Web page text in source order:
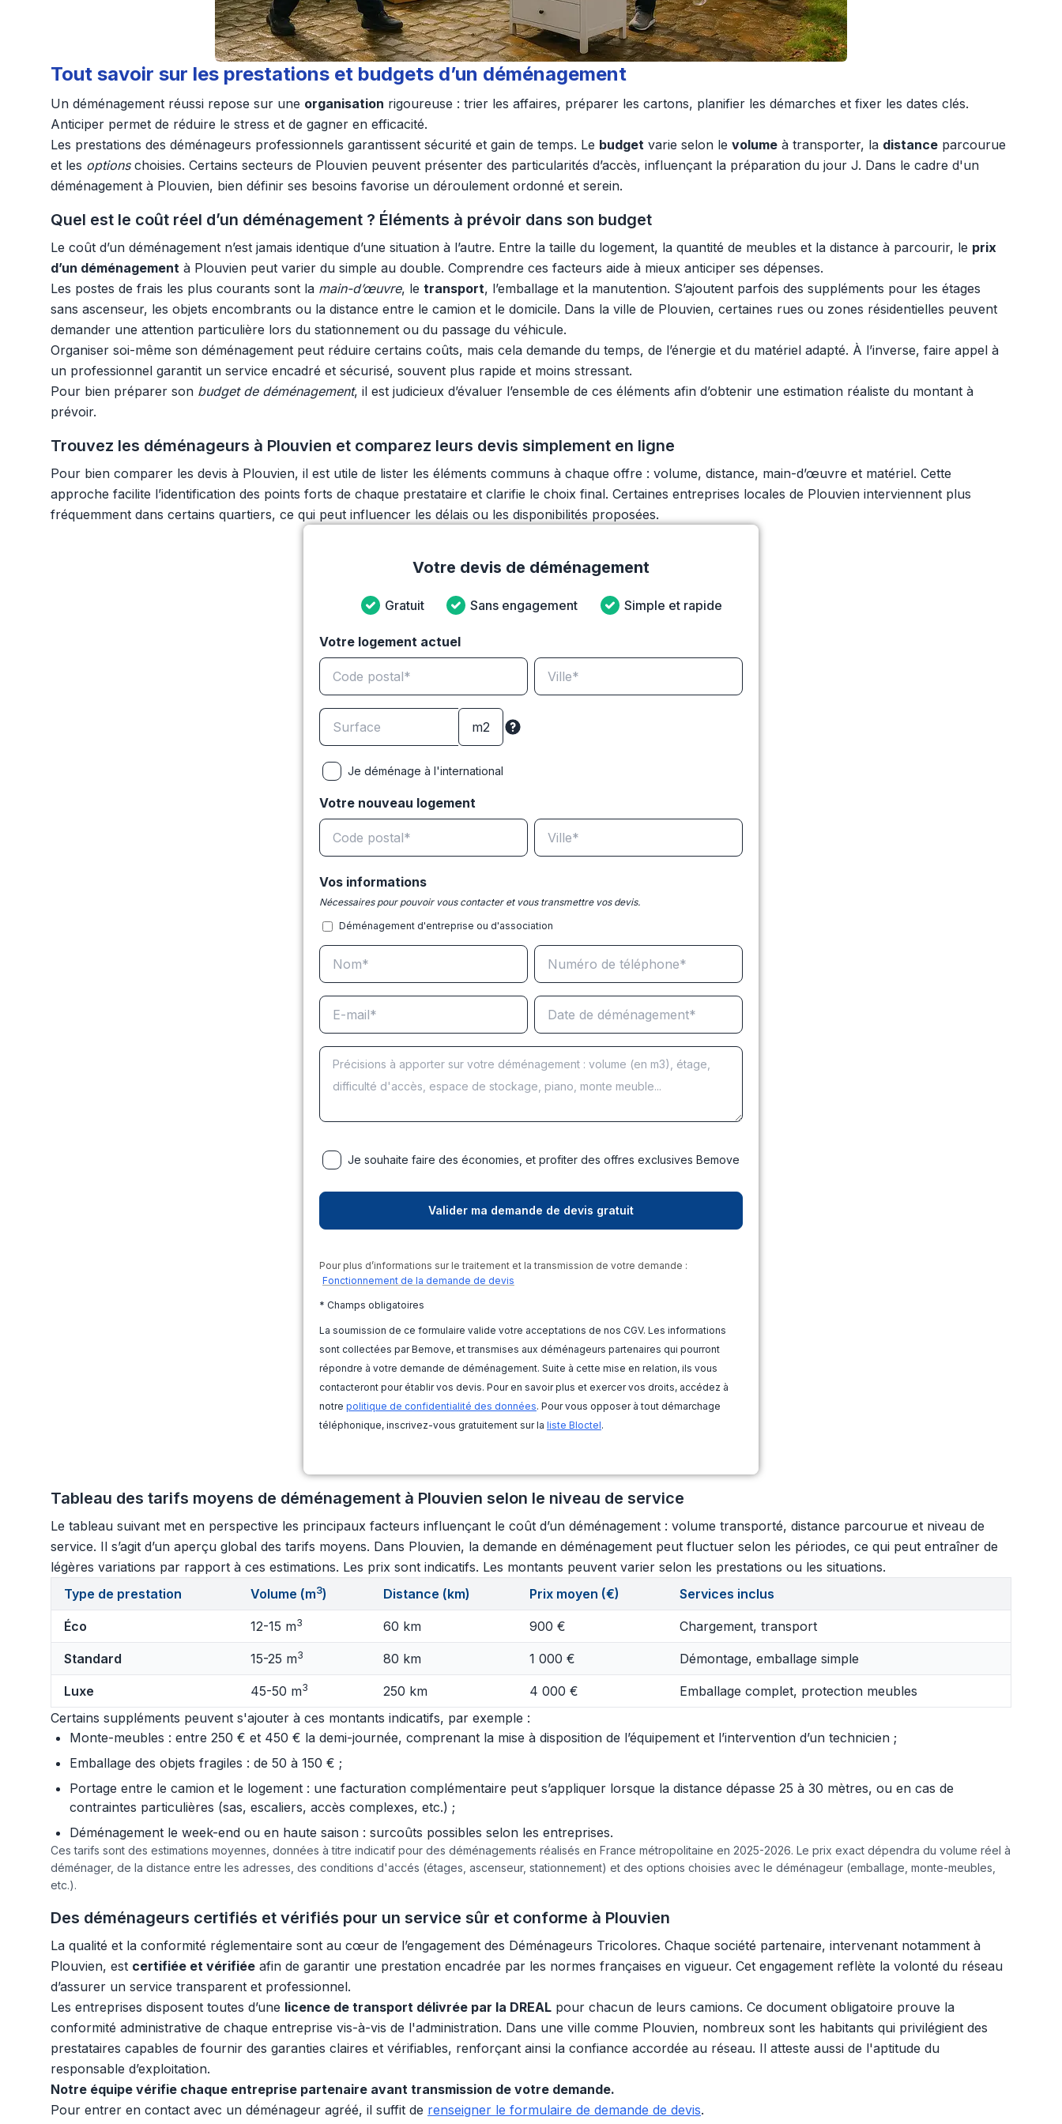
Tout savoir sur les prestations et budgets d’un déménagement
Un déménagement réussi repose sur une organisation rigoureuse : trier les affaires, préparer les cartons, planifier les démarches et fixer les dates clés.
Anticiper permet de réduire le stress et de gagner en efficacité.
Les prestations des déménageurs professionnels garantissent sécurité et gain de temps. Le budget varie selon le volume à transporter, la distance parcourue
et les optionschoisies. Certains secteurs de Plouvien peuvent présenter des particularités d’accès, influençant la préparation du jour J. Dans le cadre d'un
déménagement à Plouvien, bien définir ses besoins favorise un déroulement ordonné et serein.
Quel est le coût réel d’un déménagement ? Éléments à prévoir dans son budget
Le coût d’un déménagement n’est jamais identique d’une situation à l’autre. Entre la taille du logement, la quantité de meubles et la distance à parcourir, le prix
d’un déménagement à Plouvien peut varier du simple au double. Comprendre ces facteurs aide à mieux anticiper ses dépenses.
Les postes de frais les plus courants sont la main-d’œuvre, le transport, l’emballage et la manutention. S’ajoutent parfois des suppléments pour les étages
sans ascenseur, les objets encombrants ou la distance entre le camion et le domicile. Dans la ville de Plouvien, certaines rues ou zones résidentielles peuvent
demander une attention particulière lors du stationnement ou du passage du véhicule.
Organiser soi-même son déménagement peut réduire certains coûts, mais cela demande du temps, de l’énergie et du matériel adapté. À l’inverse, faire appel à
un professionnel garantit un service encadré et sécurisé, souvent plus rapide et moins stressant.
Pour bien préparer son budget de déménagement, il est judicieux d’évaluer l’ensemble de ces éléments afin d’obtenir une estimation réaliste du montant à
prévoir.
Trouvez les déménageurs à Plouvien et comparez leurs devis simplement en ligne
Pour bien comparer les devis à Plouvien, il est utile de lister les éléments communs à chaque offre : volume, distance, main-d’œuvre et matériel. Cette
approche facilite l’identification des points forts de chaque prestataire et clarifie le choix final. Certaines entreprises locales de Plouvien interviennent plus
fréquemment dans certains quartiers, ce qui peut influencer les délais ou les disponibilités proposées.
Votre devis de déménagement
Gratuit Sans engagement Simple et rapide
Votre logement actuel
Je déménage à l'international
Votre nouveau logement
Vos informations
Nécessaires pour pouvoir vous contacter et vous transmettre vos devis.
Déménagement d'entreprise ou d'association
Je souhaite faire des économies, et profiter des offres exclusives Bemove
Pour plus d’informations sur le traitement et la transmission de votre demande :
Fonctionnement de la demande de devis
* Champs obligatoires
La soumission de ce formulaire valide votre acceptations de nos CGV. Les informations
sont collectées par Bemove, et transmises aux déménageurs partenaires qui pourront
répondre à votre demande de déménagement. Suite à cette mise en relation, ils vous
contacteront pour établir vos devis. Pour en savoir plus et exercer vos droits, accédez à
notre politique de confidentialité des données. Pour vous opposer à tout démarchage
téléphonique, inscrivez-vous gratuitement sur la liste Bloctel.
Tableau des tarifs moyens de déménagement à Plouvien selon le niveau de service
Le tableau suivant met en perspective les principaux facteurs influençant le coût d’un déménagement : volume transporté, distance parcourue et niveau de
service. Il s’agit d’un aperçu global des tarifs moyens. Dans Plouvien, la demande en déménagement peut fluctuer selon les périodes, ce qui peut entraîner de
légères variations par rapport à ces estimations. Les prix sont indicatifs. Les montants peuvent varier selon les prestations ou les situations.
Type de prestation
Volume (m3) Distance (km) Prix moyen (€) Services inclus
Éco 12-15 m3 60 km 900 € Chargement, transport
Standard 15-25 m3 80 km 1 000 € Démontage, emballage simple
Luxe 45-50 m3 250 km 4 000 €
Emballage complet, protection meubles
Certains suppléments peuvent s'ajouter à ces montants indicatifs, par exemple :
Monte-meubles : entre 250 € et 450 € la demi-journée, comprenant la mise à disposition de l’équipement et l’intervention d’un technicien ;
Emballage des objets fragiles : de 50 à 150 € ;
Portage entre le camion et le logement : une facturation complémentaire peut s’appliquer lorsque la distance dépasse 25 à 30 mètres, ou en cas de
contraintes particulières (sas, escaliers, accès complexes, etc.) ;
Déménagement le week-end ou en haute saison : surcoûts possibles selon les entreprises.
Ces tarifs sont des estimations moyennes, données à titre indicatif pour des déménagements réalisés en France métropolitaine en 2025-2026. Le prix exact dépendra du volume réel à
déménager, de la distance entre les adresses, des conditions d'accés (étages, ascenseur, stationnement) et des options choisies avec le déménageur (emballage, monte-meubles,
etc.).
Des déménageurs certifiés et vérifiés pour un service sûr et conforme à Plouvien
La qualité et la conformité réglementaire sont au cœur de l’engagement des Déménageurs Tricolores. Chaque société partenaire, intervenant notamment à
Plouvien, est certifiée et vérifiée afin de garantir une prestation encadrée par les normes françaises en vigueur. Cet engagement reflète la volonté du réseau
d’assurer un service transparent et professionnel.
Les entreprises disposent toutes d’une licence de transport délivrée par la DREAL pour chacun de leurs camions. Ce document obligatoire prouve la
conformité administrative de chaque entreprise vis-à-vis de l'administration. Dans une ville comme Plouvien, nombreux sont les habitants qui privilégient des
prestataires capables de fournir des garanties claires et vérifiables, renforçant ainsi la confiance accordée au réseau. Il atteste aussi de l'aptitude du
responsable d’exploitation.
Notre équipe vérifie chaque entreprise partenaire avant transmission de votre demande.
Pour entrer en contact avec un déménageur agréé, il suffit de renseigner le formulaire de demande de devis.